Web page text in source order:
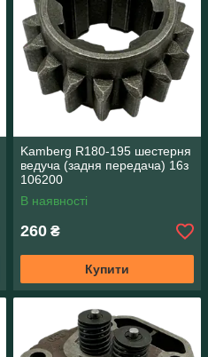
Kamberg R180-195 шестерня
ведуча (задня передача) 16з
106200
В наявності
260 ₴
Купити